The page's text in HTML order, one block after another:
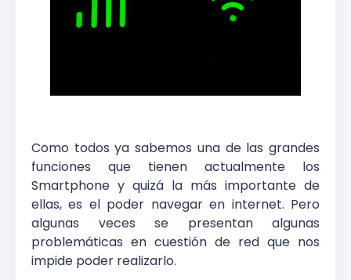
Como todos ya sabemos una de las grandes
funciones que tienen actualmente los
Smartphone y quizá la más importante de
ellas, es el poder navegar en internet. Pero
algunas veces se presentan algunas
problemáticas en cuestión de red que nos
impide poder realizarlo.